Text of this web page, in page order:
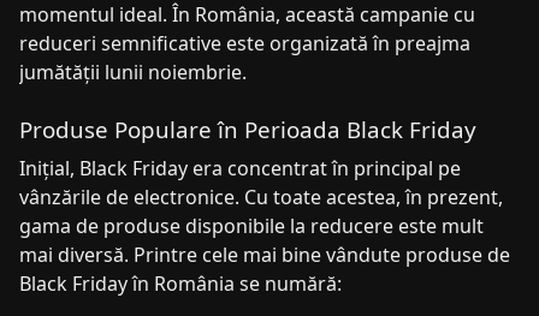
momentul ideal. În România, această campanie cu
reduceri semnificative este organizată în preajma
jumătății lunii noiembrie.
Produse Populare în Perioada Black Friday
Inițial, Black Friday era concentrat în principal pe
vânzările de electronice. Cu toate acestea, în prezent,
gama de produse disponibile la reducere este mult
mai diversă. Printre cele mai bine vândute produse de
Black Friday în România se numără: